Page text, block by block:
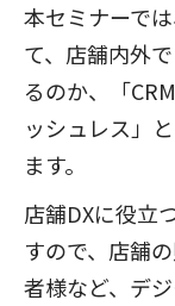
本セミナーで
て、店舗内外
るのか、「
ッシュレス」
ます。
店舗DXに役立
すので、店舗
者様など、デ